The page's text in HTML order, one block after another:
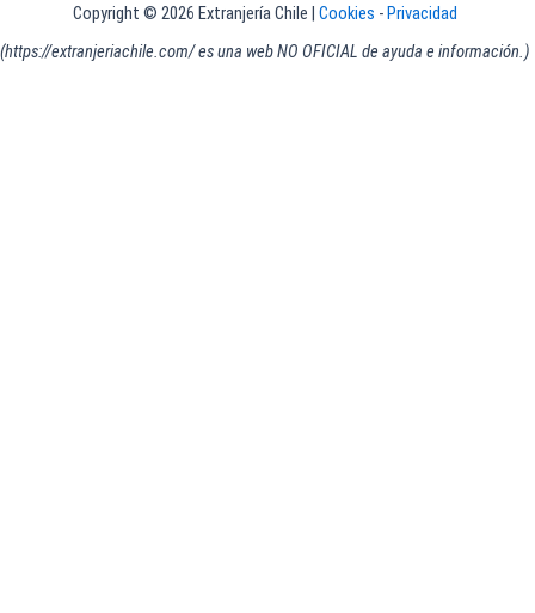
Copyright © 2026 Extranjería Chile | Cookies -Privacidad
(https://extranjeriachile.com/ es una web NO OFICIAL de ayuda e información.)